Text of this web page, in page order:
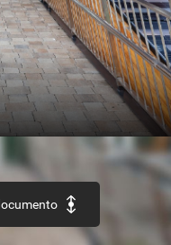
exterionr
CULTURA
Arquitectura
espejos